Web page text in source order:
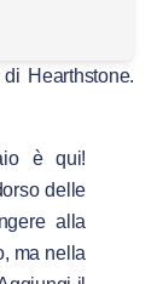
Hearthstone.
è qui!
delle
alla
ma nella